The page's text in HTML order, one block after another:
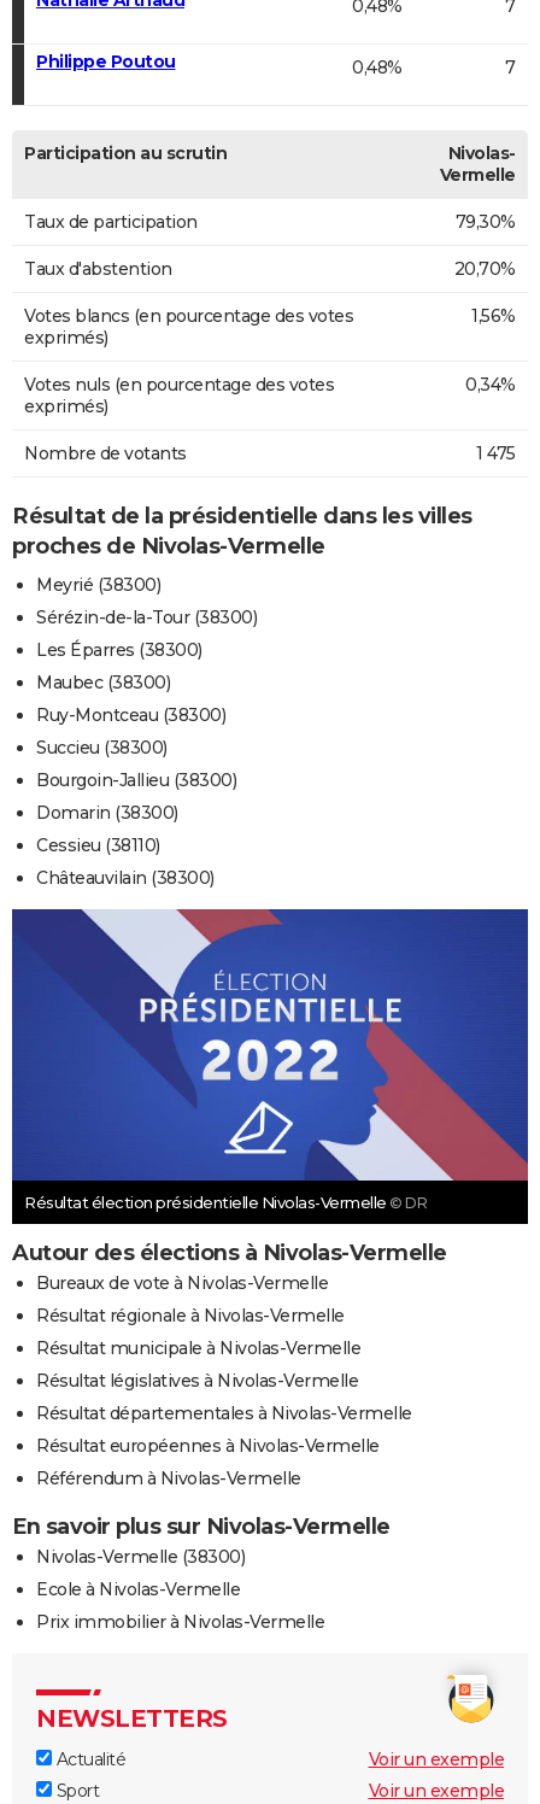
0,48% 7
Philippe Poutou 0,48% 7
Participation au scrutin
Nivolas-
Vermelle
Taux de participation 79,30%
Taux d'abstention 20,70%
Votes blancs (en pourcentage des votes
exprimés)
1,56%
Votes nuls (en pourcentage des votes
exprimés)
0,34%
Nombre de votants 1 475
Résultat de la présidentielle dans les villes
proches de Nivolas-Vermelle
Meyrié (38300)
Sérézin-de-la-Tour (38300)
Les Éparres (38300)
Maubec (38300)
Ruy-Montceau (38300)
Succieu (38300)
Bourgoin-Jallieu (38300)
Domarin (38300)
Cessieu (38110)
Châteauvilain (38300)
Résultat élection présidentielle Nivolas-Vermelle © DR
Autour des élections à Nivolas-Vermelle
Bureaux de vote à Nivolas-Vermelle
Résultat régionale à Nivolas-Vermelle
Résultat municipale à Nivolas-Vermelle
Résultat législatives à Nivolas-Vermelle
Résultat départementales à Nivolas-Vermelle
Résultat européennes à Nivolas-Vermelle
Référendum à Nivolas-Vermelle
En savoir plus sur Nivolas-Vermelle
Nivolas-Vermelle (38300)
Ecole à Nivolas-Vermelle
Prix immobilier à Nivolas-Vermelle
NEWSLETTERS
Actualité
Voir un exemple
Sport
Voir un exemple